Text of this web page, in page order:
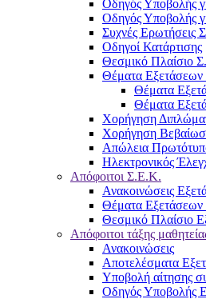
Οδηγός Υποβολής
Οδηγός Υποβολής
Συχνές
Οδηγοί Κατάρτισης
Θεσμικό Πλαίσιο
Θέματα
Θέματα
Θέματα
Χορήγηση
Χορήγηση
Απώλεια
Ηλεκτρονικός
Απόφοιτοι Σ.Ε.Κ.
Ανακοινώσεις
Θέματα Εξετάσεων
Θεσμικό Πλαίσιο
Απόφοιτοι τάξης
Ανακοινώσεις
Αποτελέσματα
Υποβολή αίτησης
Οδηγός Υποβολής